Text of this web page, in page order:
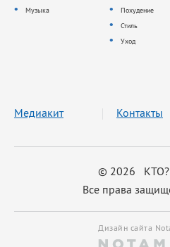
Музыка
Похудение
Стиль
Уход
© 2026
Все права
Медиакит Контакты
Дизайн сайта